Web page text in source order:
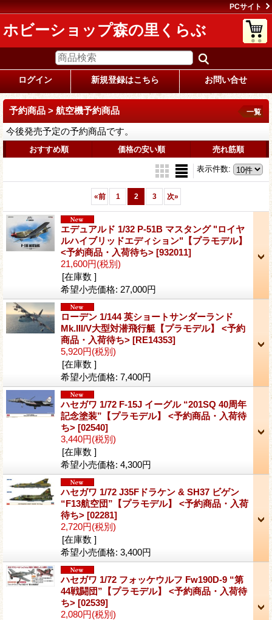
PCサイト
ホビーショップ森の里くらぶ
ログイン 新規登録はこちら お問い合せ
予約商品 > 航空機予約商品
今後発売予定の予約商品です。
一覧
おすすめ順 価格の安い順 売れ筋順
表示件数:
«前 1 2 3 次»
エデュアルド 1/32 P-51B マスタング "ロイヤ
ルハイブリッドエディション"【プラモデル】
<予約商品・入荷待ち> [932011]
21,600円(税別)
[在庫数 ]
希望小売価格: 27,000円
ローデン 1/144 英ショートサンダーランド
Mk.III/V大型対潜飛行艇【プラモデル】 <予約
商品・入荷待ち> [RE14353]
5,920円(税別)
[在庫数 ]
希望小売価格: 7,400円
ハセガワ 1/72 F-15J イーグル “201SQ 40周年
記念塗装”【プラモデル】 <予約商品・入荷待
ち> [02540]
3,440円(税別)
[在庫数 ]
希望小売価格: 4,300円
ハセガワ 1/72 J35Fドラケン & SH37 ビゲン
“F13航空団”【プラモデル】 <予約商品・入荷
待ち> [02281]
2,720円(税別)
[在庫数 ]
希望小売価格: 3,400円
ハセガワ 1/72 フォッケウルフ Fw190D-9 “第
44戦闘団”【プラモデル】 <予約商品・入荷待
ち> [02539]
2,080円(税別)